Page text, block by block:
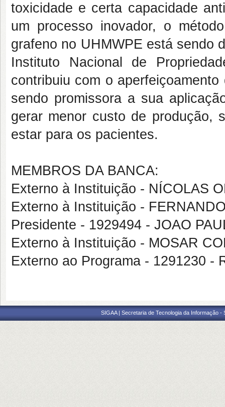
toxicidade e certa capacidade
um processo inovador, o
grafeno no UHMWPE está sendo
Instituto Nacional de
contribuiu com o
sendo promissora a sua
gerar menor custo de produção,
estar para os pacientes.
MEMBROS DA BANCA:
Externo à Instituição - NÍCOLAS
Externo à Instituição -
Presidente - 1929494 - JOAO
Externo à Instituição - MOSAR
Externo ao Programa - 1291230 -
SIGAA | Secretaria de Tecnologia da Informação